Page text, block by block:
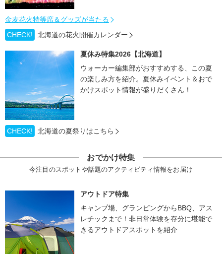
金麦花火特等席＆グッズが当たる
CHECK!
北海道の花火開催カレンダー
夏休み特集2026【北海道】
ウォーカー編集部がおすすめする、この夏
の楽しみ方を紹介。夏休みイベント＆おで
かけスポット情報が盛りだくさん！
CHECK! 北海道の夏祭りはこちら
おでかけ特集
今注目のスポットや話題のアクティビティ情報をお届け
アウトドア特集
キャンプ場、グランピングからBBQ、アス
レチックまで！非日常体験を存分に堪能で
きるアウトドアスポットを紹介